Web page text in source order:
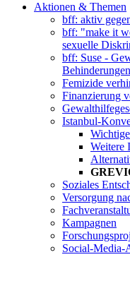
Aktionen & Themen
bff: aktiv
bff: "make it
sexuelle
bff: Suse -
Behinderungen
Femizide
Finanzierung
Istanbul-
Weitere
Soziales
Versorgung
Kampagnen
Social-Media-